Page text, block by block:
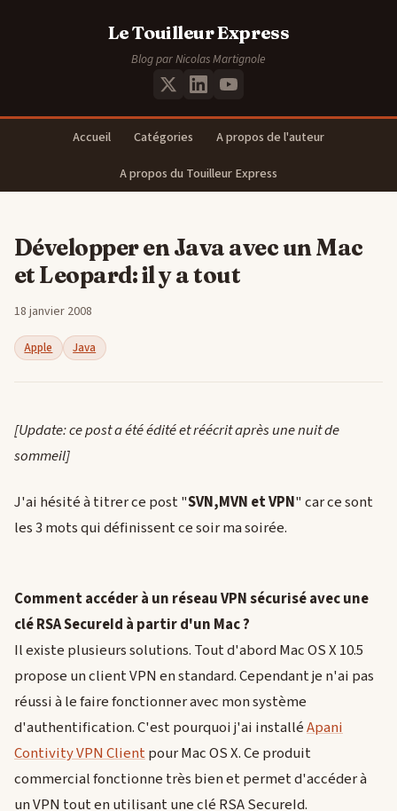
Le Touilleur Express
Blog par Nicolas Martignole
Accueil Catégories
A propos de l'auteur
A propos du Touilleur Express
Développer en Java avec un Mac
et Leopard: il y a tout
18 janvier 2008
Apple Java
[Update: ce post a été édité et réécrit après une nuit de
sommeil]
J'ai hésité à titrer ce post "SVN,MVN et VPN" car ce sont
les 3 mots qui définissent ce soir ma soirée.
Comment accéder à un réseau VPN sécurisé avec une
clé RSA SecureId à partir d'un Mac ?
Il existe plusieurs solutions. Tout d'abord Mac OS X 10.5
propose un client VPN en standard. Cependant je n'ai pas
réussi à le faire fonctionner avec mon système
d'authentification. C'est pourquoi j'ai installéApani
Contivity VPN Clientpour Mac OS X. Ce produit
commercial fonctionne très bien et permet d'accéder à
un VPN tout en utilisant une clé RSA SecureId.